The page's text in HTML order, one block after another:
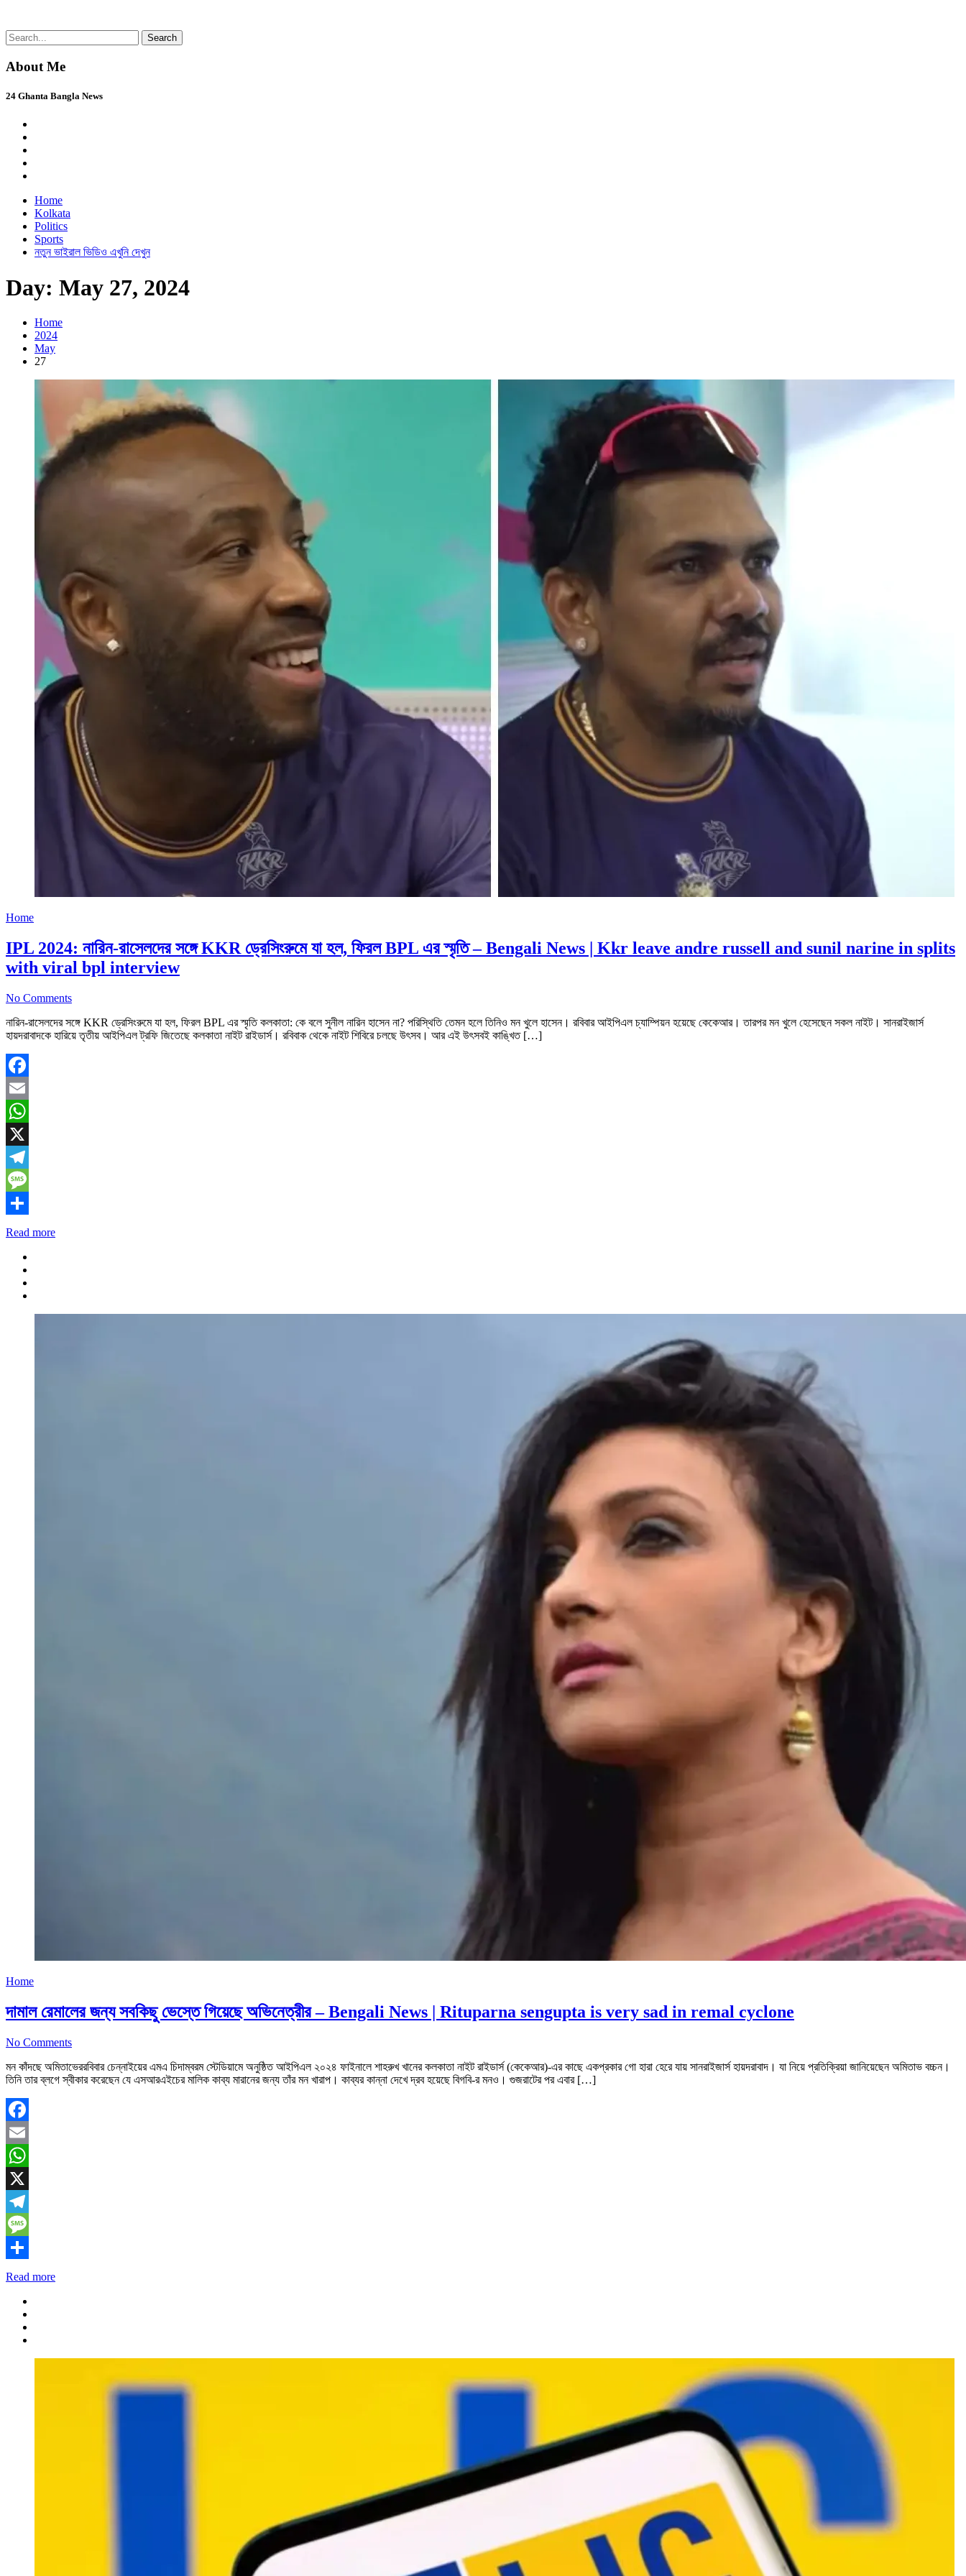
Skip
to
content
24 Ghanta Bangla News
24 Ghanta Bengali News
Search
for:
About Me
24 Ghanta Bangla News
Home
Kolkata
Politics
Sports
নতুন ভাইরাল ভিডিও এখুনি দেখুন
Day: May 27, 2024
Home
2024
May
27
Home
IPL 2024: নারিন-রাসেলদের সঙ্গে KKR ড্রেসিংরুমে যা হল, ফিরল BPL এর স্মৃতি – Bengali News | Kkr leave andre russell and sunil narine in splits
with viral bpl interview
No Comments
নারিন-রাসেলদের সঙ্গে KKR ড্রেসিংরুমে যা হল, ফিরল BPL এর স্মৃতি কলকাতা: কে বলে সুনীল নারিন হাসেন না? পরিস্থিতি তেমন হলে তিনিও মন খুলে হাসেন। রবিবার আইপিএল চ্যাম্পিয়ন হয়েছে কেকেআর। তারপর মন খুলে হেসেছেন সকল নাইট। সানরাইজার্স
হায়দরাবাদকে হারিয়ে তৃতীয় আইপিএল ট্রফি জিতেছে কলকাতা নাইট রাইডার্স। রবিবাক থেকে নাইট শিবিরে চলছে উৎসব। আর এই উৎসবই কাঙ্খিত […]
Facebook
Email
WhatsApp
X
Telegram
Message
Share
Read more
Home
দামাল রেমালের জন্য সবকিছু ভেস্তে গিয়েছে অভিনেত্রীর – Bengali News | Rituparna sengupta is very sad in remal cyclone
No Comments
মন কাঁদছে অমিতাভেররবিবার চেন্নাইয়ের এমএ চিদাম্বরম স্টেডিয়ামে অনুষ্ঠিত আইপিএল ২০২৪ ফাইনালে শাহরুখ খানের কলকাতা নাইট রাইডার্স (কেকেআর)-এর কাছে একপ্রকার গো হারা হেরে যায় সানরাইজার্স হায়দরাবাদ। যা নিয়ে প্রতিক্রিয়া জানিয়েছেন অমিতাভ বচ্চন।
তিনি তার ব্লগে স্বীকার করেছেন যে এসআরএইচের মালিক কাব্য মারানের জন্য তাঁর মন খারাপ। কাব্যর কান্না দেখে দ্রব হয়েছে বিগবি-র মনও। গুজরাটের পর এবার […]
Facebook
Email
WhatsApp
X
Telegram
Message
Share
Read more